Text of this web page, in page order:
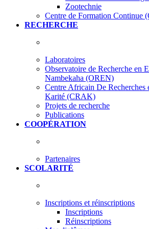
Zootechnie
Centre de Formation Continue
RECHERCHE
Laboratoires
Observatoire de Recherche en
Nambekaha (OREN)
Centre Africain De Recherches
Karité (CRAK)
Projets de recherche
Publications
COOPÉRATION
Partenaires
SCOLARITÉ
Inscriptions et réinscriptions
Inscriptions
Réinscriptions